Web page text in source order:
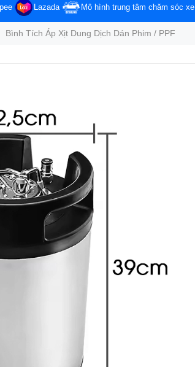
Lazada Mô hình trung tâm chăm sóc xe
Bình Tích Áp Xịt Dung Dịch Dán Phim / PPF